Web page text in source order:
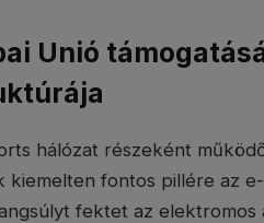
Unió
hálózat részeként
kiemelten fontos pillére az
fektet az